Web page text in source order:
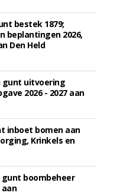
bestek 1879;
beplantingen 2026,
Den Held
gunt uitvoering
2026 - 2027 aan
inboet bomen aan
Krinkels en
gunt boombeheer